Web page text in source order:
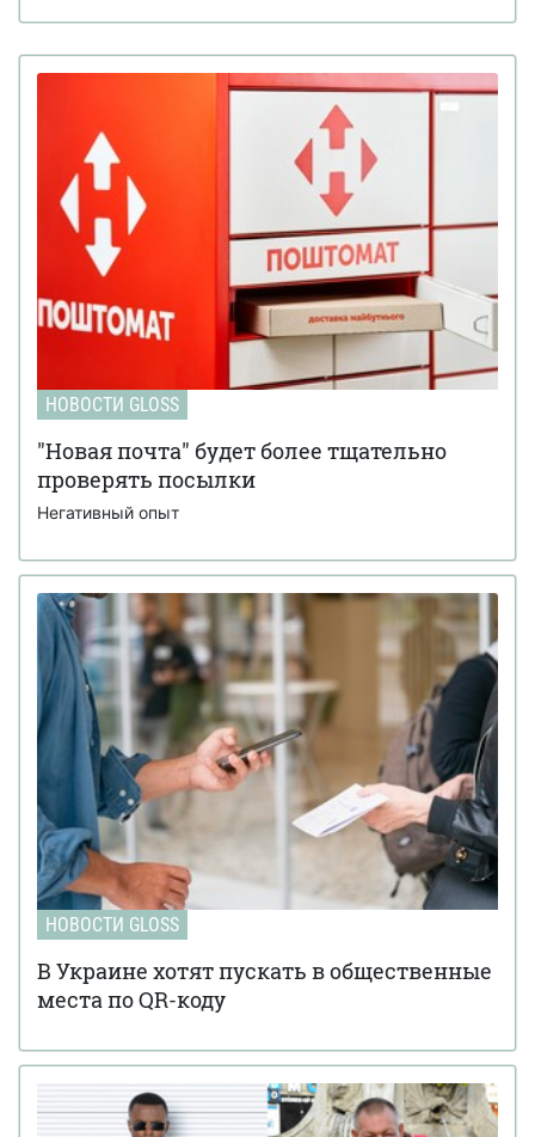
НОВОСТИ GLOSS
"Новая почта" будет более тщательно
проверять посылки
Негативный опыт
НОВОСТИ GLOSS
В Украине хотят пускать в общественные
места по QR-коду